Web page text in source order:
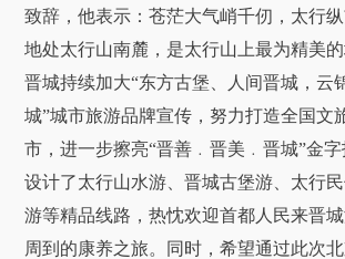
致辞，他表示：苍茫大气峭千仞，太行
地处太行山南麓，是太行山上最为精美的
晋城持续加大“东方古堡、人间晋城，云
城”城市旅游品牌宣传，努力打造全国文
市，进一步擦亮“晋善﹒晋美﹒晋城”金
设计了太行山水游、晋城古堡游、太行
游等精品线路，热忱欢迎首都人民来晋
周到的康养之旅。同时，希望通过此次